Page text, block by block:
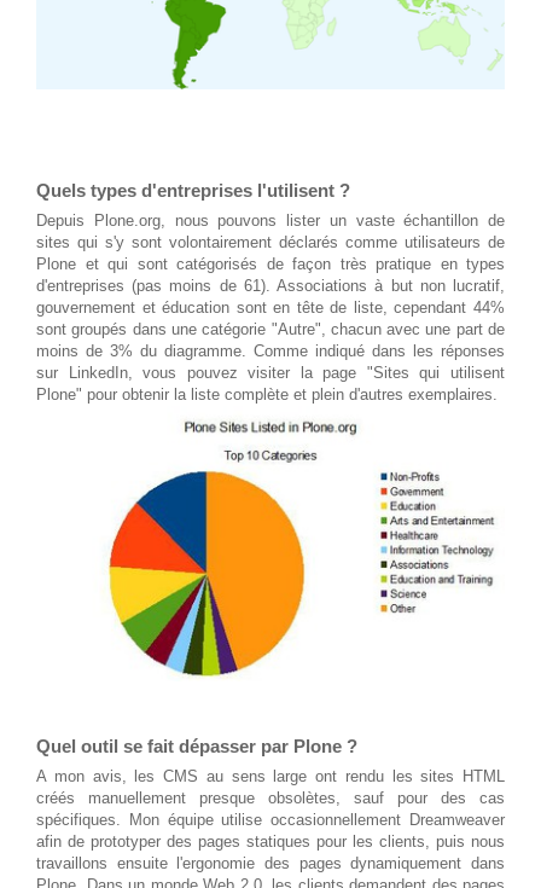
Quels types d'entreprises l'utilisent ?
Depuis Plone.org, nous pouvons lister un vaste échantillon de
sites qui s'y sont volontairement déclarés comme utilisateurs de
Plone et qui sont catégorisés de façon très pratique en types
d'entreprises (pas moins de 61). Associations à but non lucratif,
gouvernement et éducation sont en tête de liste, cependant 44%
sont groupés dans une catégorie "Autre", chacun avec une part de
moins de 3% du diagramme. Comme indiqué dans les réponses
sur LinkedIn, vous pouvez visiter
la page "Sites qui utilisent
Plone" pour obtenir la liste complète et plein d'autres exemplaires.
Quel outil se fait dépasser par Plone ?
A mon avis, les CMS au sens large ont rendu les sites HTML
créés manuellement presque obsolètes, sauf pour des cas
spécifiques. Mon équipe utilise occasionnellement Dreamweaver
afin de prototyper des pages statiques pour les clients, puis nous
travaillons ensuite l'ergonomie des pages dynamiquement dans